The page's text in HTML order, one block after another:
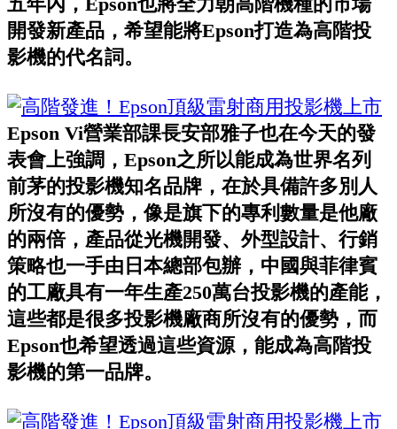
開發新產品，希望能將Epson打造為高階投
影機的代名詞。
Epson Vi營業部課長安部雅子也在今天的發
表會上強調，Epson之所以能成為世界名列
前茅的投影機知名品牌，在於具備許多別人
所沒有的優勢，像是旗下的專利數量是他廠
的兩倍，產品從光機開發、外型設計、行銷
策略也一手由日本總部包辦，中國與菲律賓
的工廠具有一年生產250萬台投影機的產能，
這些都是很多投影機廠商所沒有的優勢，而
Epson也希望透過這些資源，能成為高階投
影機的第一品牌。